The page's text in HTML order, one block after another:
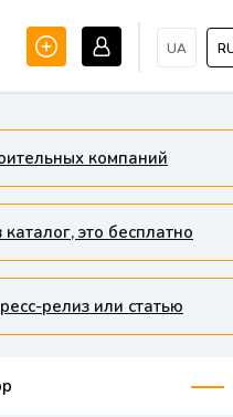
UA
компаний
это бесплатно
релиз или статью